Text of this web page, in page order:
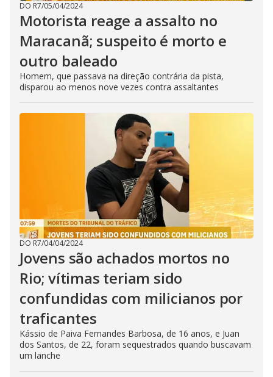
DO R7/05/04/2024
Motorista reage a assalto no
Maracanã; suspeito é morto e
outro baleado
Homem, que passava na direção contrária da pista,
disparou ao menos nove vezes contra assaltantes
DO R7/04/04/2024
Jovens são achados mortos no
Rio; vítimas teriam sido
confundidas com milicianos por
traficantes
Kássio de Paiva Fernandes Barbosa, de 16 anos, e Juan
dos Santos, de 22, foram sequestrados quando buscavam
um lanche